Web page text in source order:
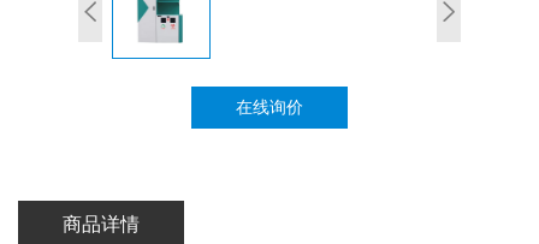
在线询价
商品详情